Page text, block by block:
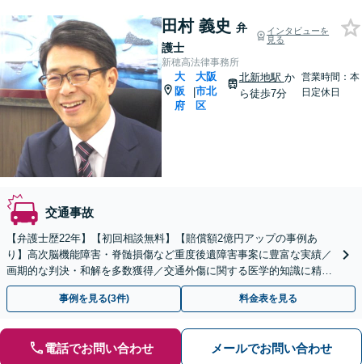
田村 義史 弁
護士
インタビューを
見る
新穂高法律事務所
大
阪
府
|
大阪
市北
区
北新地駅 か
ら徒歩7分
営業時間：本
日定休日
交通事故
【弁護士歴22年】【初回相談無料】【賠償額2億円アップの事例あ
り】高次脳機能障害・脊髄損傷など重度後遺障害事案に豊富な実績／
画期的な判決・和解を多数獲得／交通外傷に関する医学的知識に精通
／セカンドオピニオン対応可【土日祝・夜間対応可】
事例を見る(3件) 料金表を見る
電話でお問い合わせ メールでお問い合わせ